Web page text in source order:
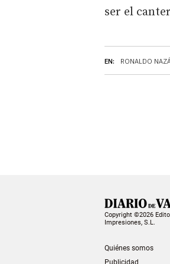
EN: RONALDO
ser el
Copyright ©2026
Impresiones, S.L.
Quiénes somos
Publicidad